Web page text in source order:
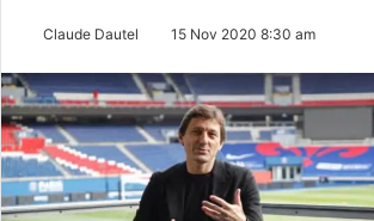
Claude Dautel 15 Nov 2020 8:30 am